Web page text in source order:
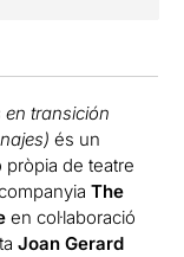
en transición
és un
de teatre
The
en col·laboració
Joan Gerard